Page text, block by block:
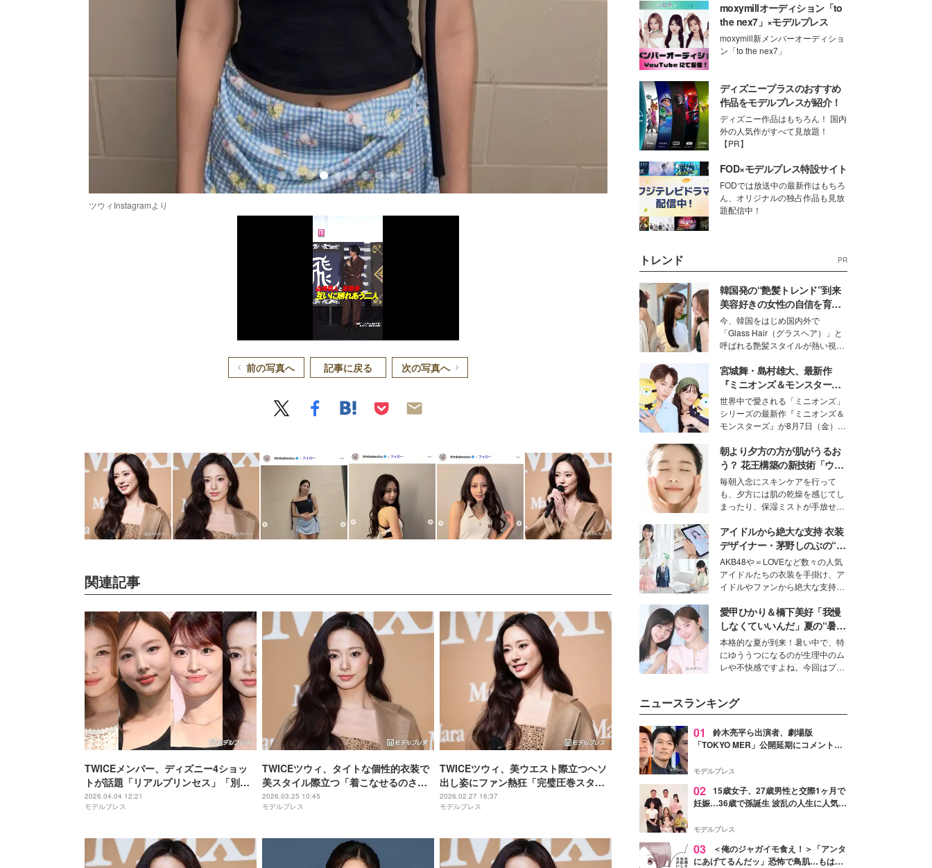
ツウィInstagramより
前の写真へ 記事に戻る 次の写真へ
関連記事
TWICEメンバー、ディズニー4ショッ
トが話題「リアルプリンセス」「別格
のオーラ」
2026.04.04 12:21
モデルプレス
TWICEツウィ、タイトな個性的衣装で
美スタイル際立つ「着こなせるのさす
が」「見惚れた」と反響
2026.03.25 10:45
モデルプレス
TWICEツウィ、美ウエスト際立つヘソ
出し姿にファン熱狂「完璧圧巻スタイ
ル」「オーラがすごすぎる」
2026.02.27 16:37
モデルプレス
moxymillオーディション「to
the nex7」×モデルプレス
moxymill新メンバーオーディショ
ン「to the nex7」
ディズニープラスのおすすめ
作品をモデルプレスが紹介！
ディズニー作品はもちろん！ 国内
外の人気作がすべて見放題！
【PR】
FOD×モデルプレス特設サイト
FODでは放送中の最新作はもちろ
ん、オリジナルの独占作品も見放
題配信中！
トレンド PR
韓国発の“艶髪トレンド”到来
美容好きの女性の自信を育む
「ヘアケア事情」って？
今、韓国をはじめ国内外で
「Glass Hair（グラスヘア）」と
呼ばれる艶髪スタイルが熱い視線
ションの完成度を高めるベースと
して、“髪そのものの美しさ”に改
めて注目する人が増えている様
子。今回は、そんな憧れの艶やか
な髪を日常で叶える、美容好きの
女性たちのヘアケア事情を紹介し
ます。
宮城舞・島村雄大、最新作
『ミニオンズ＆モンスター
ズ』の魅力熱弁 ハチャメチャ
だけじゃない“友情と絆”に感
動
世界中で愛される「ミニオンズ」
シリーズの最新作『ミニオンズ＆
モンスターズ』が8月7日（金）に
ニオン好き”という共通点を持つモ
デルの宮城舞と島村雄大の特別対
談をお届け！それぞれの視点か
ら、今作ならではの魅力や予想外
の感動をもたらす奥深いストーリ
ーについて熱く語り合ってもらっ
た。
朝より夕方の方が肌がうるお
う？ 花王構築の新技術「ウォ
ーターキャプチャリングスキ
ン（捕水肌）」がスキンケア
の常識を変える予感
毎朝入念にスキンケアを行って
も、夕方には肌の乾燥を感じてし
まったり、保湿ミストが手放せな
な美容の常識を大きく変える可能
性を秘めた、革新的な「Water
Capturing Skin（ウォーターキャ
プチャリングスキン：捕水肌）」
技術を、花王が構築した。
アイドルから絶大な支持 衣装
デザイナー・茅野しのぶの“可
愛い”を作る美学＜「シチズン
クロスシー」インタビュー＞
AKB48や＝LOVEなど数々の人気
アイドルたちの衣装を手掛け、ア
イドルやファンから絶大な支持を
取締役兼クリエイティブディレク
ター・茅野しのぶ。一人ひとりの
個性に寄り添い、魅力を引き出す
衣装作りは、多くの女性たちに勇
気と自信を与え続けている。
愛甲ひかり＆橋下美好「我慢
しなくていいんだ」夏の“暑さ
対策”の新しい選択肢とは？
本格的な夏が到来！暑い中で、特
にゆううつになるのが生理中のム
レや不快感ですよね。今回はプラ
好さんを迎えて本音で女子会トー
ク。猛暑のお出かけを快適に過ご
すヒントや、2人が感動した夏の
生理の新常識にも迫りました。
ニュースランキング
01
鈴木亮平ら出演者、劇場版
「TOKYO MER」公開延期にコメント
最大の敬意とエールを」
モデルプレス
02 15歳女子、27歳男性と交際1ヶ月で
妊娠…36歳で孫誕生 波乱の人生に人気タ
よ！」
モデルプレス
03
＜俺のジャガイモ食え！＞「アンタ
にあげてるんだッ」恐怖で鳥肌…もはや